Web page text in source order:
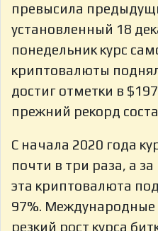
превысила
установленный 18
понедельник курс
криптовалюты
достиг отметки в
прежний рекорд
С начала 2020 года
почти в три раза, а
эта криптовалюта
97%. Международные
резкий рост курса